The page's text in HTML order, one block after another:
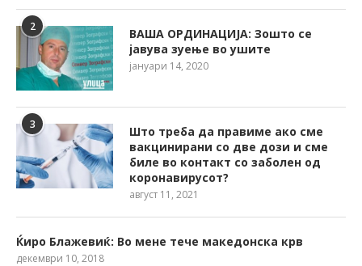
2
ВАША ОРДИНАЦИЈА: Зошто се
јавува зуење во ушите
јануари 14, 2020
3
Што треба да правиме ако сме
вакцинирани со две дози и сме
биле во контакт со заболен од
коронавирусот?
август 11, 2021
Ќиро Блажевиќ: Во мене тече македонска крв
декември 10, 2018